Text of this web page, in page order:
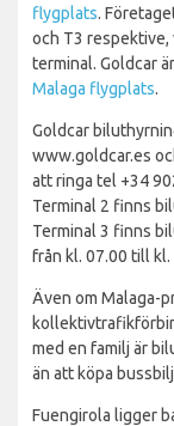
flygplats.
och T3 respektive,
terminal. Goldcar
Malaga flygplats.
Goldcar
www.goldcar.es
att ringa tel +34
Terminal 2 finns
Terminal 3 finns
från kl. 07.00 till kl.
Även om Malaga-
med en familj är
än att köpa
Fuengirola ligger